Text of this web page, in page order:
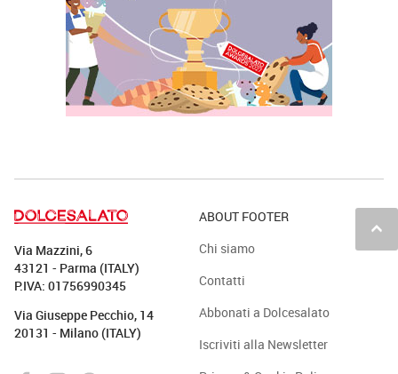
keyboard_arrow_up
Via Mazzini, 6
43121 - Parma (ITALY)
P.IVA: 01756990345
Via Giuseppe Pecchio, 14
20131 - Milano (ITALY)
ABOUT FOOTER
Chi siamo
Contatti
Abbonati a Dolcesalato
Iscriviti alla Newsletter